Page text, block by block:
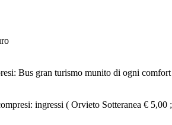
Bus gran turismo munito di ogni
ingressi ( Orvieto Sotteranea €